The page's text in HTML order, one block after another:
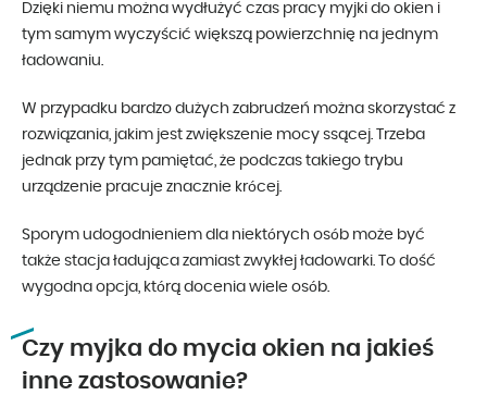
Dzięki niemu można wydłużyć czas pracy myjki do okien i
tym samym wyczyścić większą powierzchnię na jednym
ładowaniu.
W przypadku bardzo dużych zabrudzeń można skorzystać z
rozwiązania, jakim jest zwiększenie mocy ssącej. Trzeba
jednak przy tym pamiętać, że podczas takiego trybu
urządzenie pracuje znacznie krócej.
Sporym udogodnieniem dla niektórych osób może być
także stacja ładująca zamiast zwykłej ładowarki. To dość
wygodna opcja, którą docenia wiele osób.
Czy myjka do mycia okien na jakieś
inne zastosowanie?